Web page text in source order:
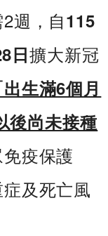
週，自115
日擴大新冠
出生滿6個月
後尚未接種
疫保護
及死亡風